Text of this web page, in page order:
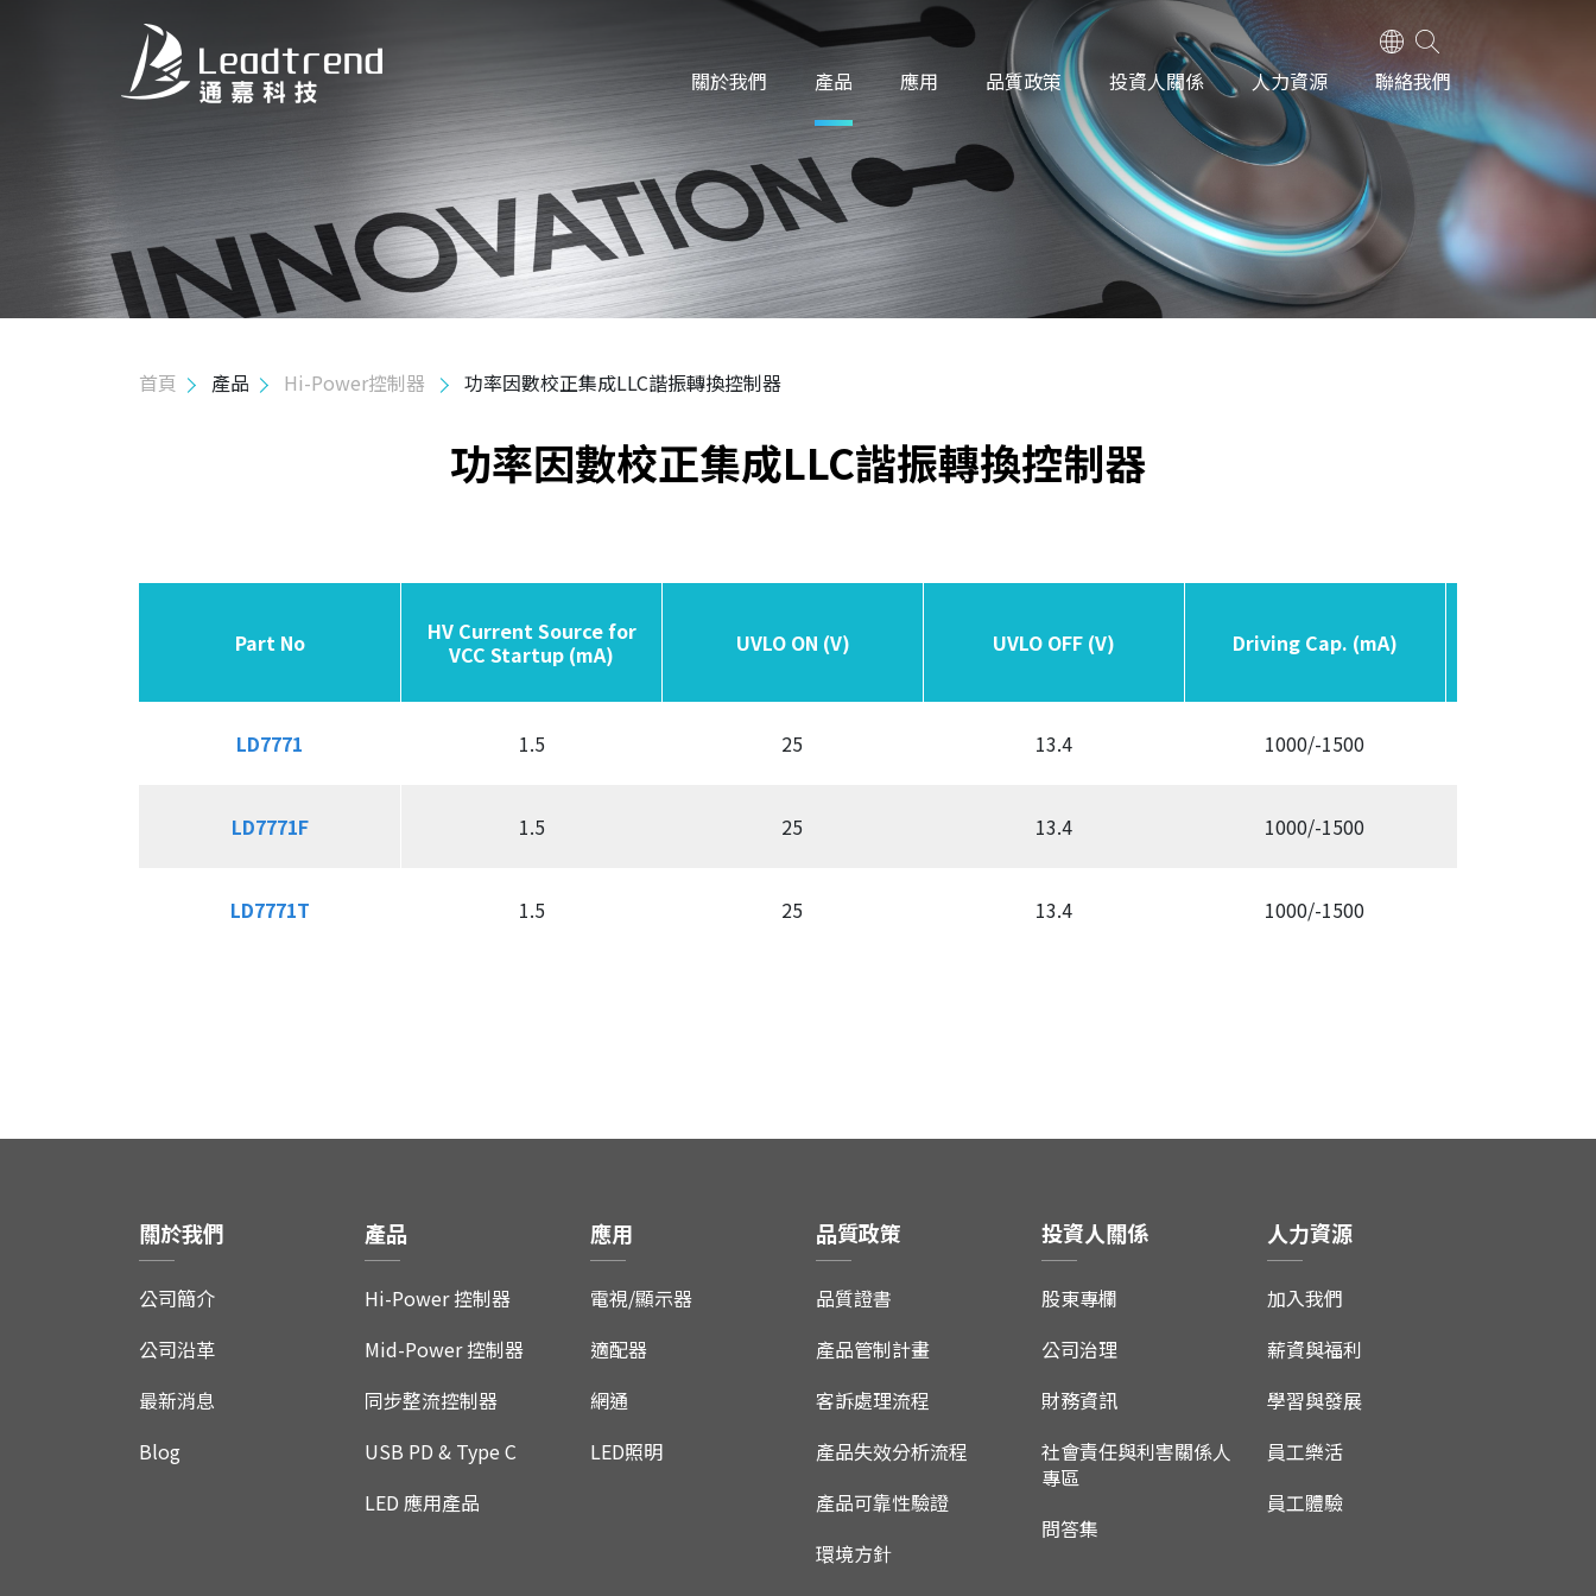
Hi-Power 控制器
交錯式轉移模式功率因數修正控制器
功率因數校正集成LLC 諧振轉換控制器
關於我們 產品 應用 品質政策 投資人關係 人力資源 聯絡我們
首頁 產品 Hi-Power控制器 功率因數校正集成LLC諧振轉換控制器
功率因數校正集成LLC諧振轉換控制器
Part No
HV Current Source for
VCC Startup (mA)
UVLO ON (V) UVLO OFF (V) Driving Cap. (mA)
LD7771 1.5 25 13.4 1000/-1500
LD7771F 1.5 25 13.4 1000/-1500
LD7771T 1.5 25 13.4 1000/-1500
Part No
LD7771
LD7771F
LD7771T
Part No
Part No
HV Current Source for
VCC Startup (mA)
UVLO ON (V) UVLO OFF (V) Driving Cap. (mA)
關於我們
公司簡介
公司沿革
最新消息
Blog
產品
Hi-Power 控制器
Mid-Power 控制器
同步整流控制器
USB PD & Type C
LED 應用產品
應用
電視/顯示器
適配器
網通
LED照明
品質政策
品質證書
產品管制計畫
客訴處理流程
產品失效分析流程
產品可靠性驗證
環境方針
投資人關係
股東專欄
公司治理
財務資訊
社會責任與利害關係人
專區
問答集
人力資源
加入我們
薪資與福利
學習與發展
員工樂活
員工體驗